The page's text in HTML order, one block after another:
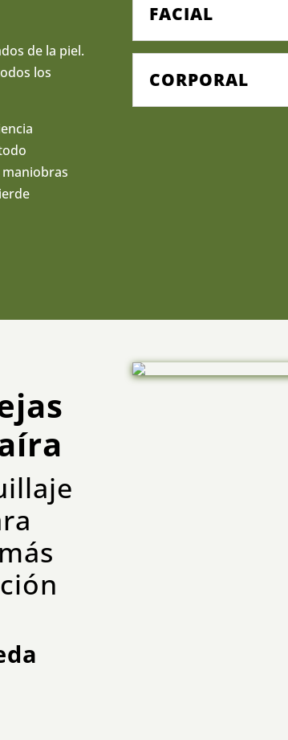
de la piel.
los
FACIAL
CORPORAL